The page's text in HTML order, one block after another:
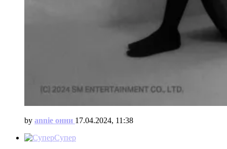
by annie онни 17.04.2024, 11:38
Супер